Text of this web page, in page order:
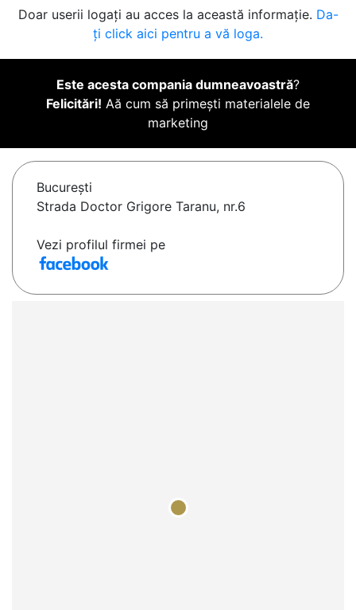
Doar userii logați au acces la această informație. Da-
ți click aici pentru a vă loga.
Este acesta compania dumneavoastră?
Felicitări! Aă cum să primești materialele de
marketing
Bucureşti
Strada Doctor Grigore Taranu, nr.6
Vezi profilul firmei pe